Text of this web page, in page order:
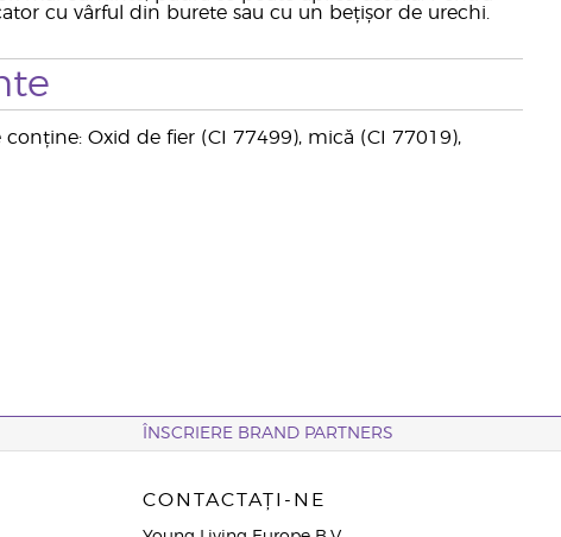
cu vârful din burete sau cu un bețișor de urechi.
Oxid de fier (CI 77499), mică (CI 77019),
ÎNSCRIERE BRAND PARTNERS
CONTACTAȚI-NE